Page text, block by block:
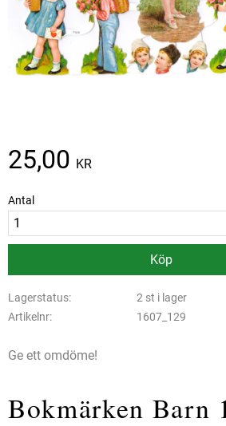
25,00 KR
Antal
Köp
Lagerstatus
2 st i lager
Artikelnr
1607_129
Ge ett omdöme!
Bokmärken Barn